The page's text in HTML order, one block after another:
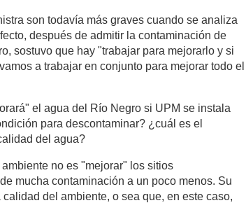
son todavía más graves cuando se analiza
después de admitir la contaminación de
sostuvo que hay "trabajar para mejorarlo y si
a trabajar en conjunto para mejorar todo el
el agua del Río Negro si UPM se instala
para descontaminar? ¿cuál es el
del agua?
no es "mejorar" los sitios
mucha contaminación a un poco menos. Su
del ambiente, o sea que, en este caso,